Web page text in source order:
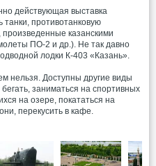
действующая выставка
танки, противотанковую
казанскими
ПО-2 и др.). Не так давно
лодки К-403 «Казань».
нельзя. Доступны другие виды
заниматься на спортивных
на озере, покататься на
перекусить в кафе.